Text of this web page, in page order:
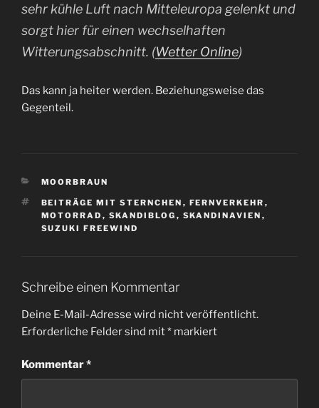
sehr kühle Luft nach Mitteleuropa gelenkt und
sorgt hier für einen wechselhaften
Witterungsabschnitt. (Wetter Online)
Das kann ja heiter werden. Beziehungsweise das
Gegenteil.
KATEGORIEN
MOORBRAUN
SCHLAGWÖRTER
BEITRÄGE MIT STERNCHEN , FERNVERKEHR ,
MOTORRAD , SKANDIBLOG , SKANDINAVIEN ,
SUZUKI FREEWIND
Schreibe einen Kommentar
Deine E-Mail-Adresse wird nicht veröffentlicht.
Erforderliche Felder sind mit* markiert
Kommentar*